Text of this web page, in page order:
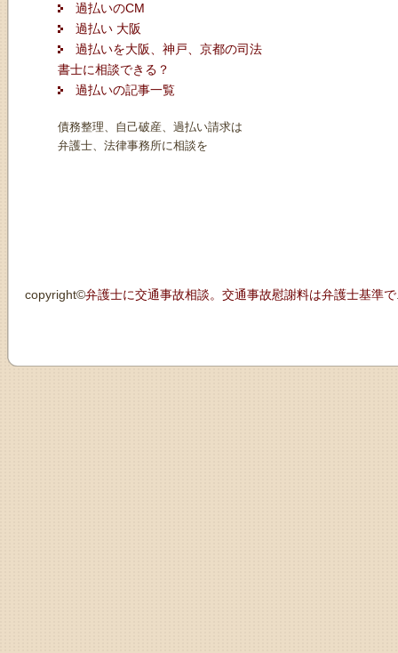
過払いのCM
過払い 大阪
過払いを大阪、神戸、京都の司法
書士に相談できる？
過払いの記事一覧
債務整理、自己破産、過払い請求は
弁護士、法律事務所に相談を
copyright©弁護士に交通事故相談。交通事故慰謝料は弁護士基準で